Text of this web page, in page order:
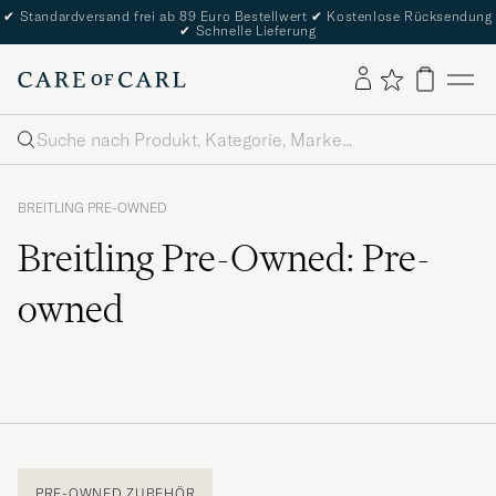
✔ Standardversand frei ab 89 Euro Bestellwert ✔ Kostenlose Rücksendung
✔ Schnelle Lieferung
Suche
BREITLING PRE-OWNED
Breitling Pre-Owned: Pre-
owned
PRE-OWNED ZUBEHÖR